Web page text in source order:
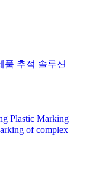
품 추적 솔루션
Plastic Marking
of complex